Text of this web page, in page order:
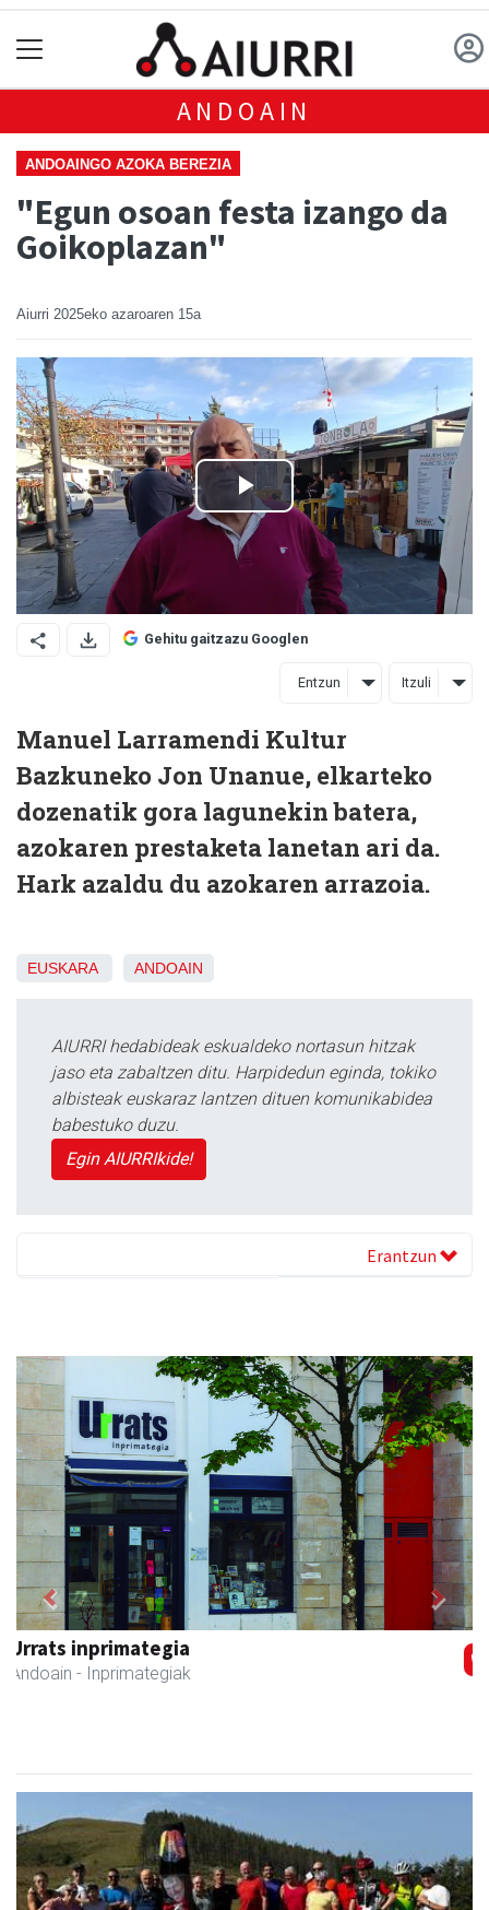
ANDOAIN
ANDOAINGO AZOKA BEREZIA
"Egun osoan festa izango da
Goikoplazan"
Aiurri 2025eko azaroaren 15a
Gehitu gaitzazu Googlen
Entzun Itzuli
Manuel Larramendi Kultur
Bazkuneko Jon Unanue, elkarteko
dozenatik gora lagunekin batera,
azokaren prestaketa lanetan ari da.
Hark azaldu du azokaren arrazoia.
EUSKARA ANDOAIN
AIURRI hedabideak eskualdeko nortasun hitzak
jaso eta zabaltzen ditu. Harpidedun eginda, tokiko
albisteak euskaraz lantzen dituen komunikabidea
babestuko duzu.
Egin AIURRIkide!
Erantzun
Elizondo taberna
Andoain
Previous Next